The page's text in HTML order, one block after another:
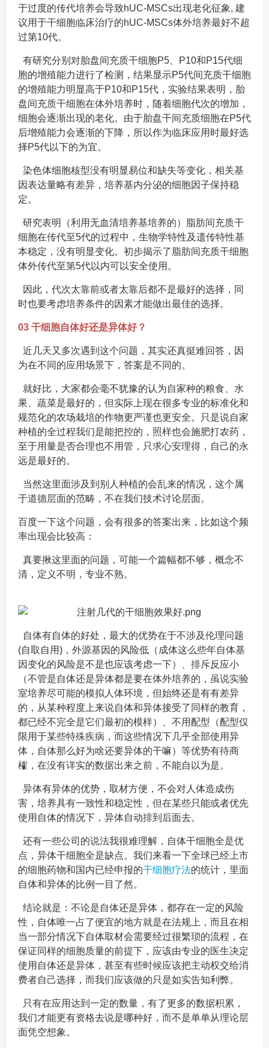
于过度的传代培养会导致hUC-MSCs出现老化征象, 建
议用于干细胞临床治疗的hUC-MSCs体外培养最好不超
过第10代。
有研究分别对胎盘间充质干细胞P5、P10和P15代细
胞的增殖能力进行了检测，结果显示P5代间充质干细胞
的增殖能力明显高于P10和P15代，实验结果表明，胎
盘间充质干细胞在体外培养时，随着细胞代次的增加，
细胞会逐渐出现的老化。由于胎盘干间充质细胞在P5代
后增殖能力会逐渐的下降，所以作为临床应用时最好选
择P5代以下的为宜。
染色体细胞核型没有明显易位和缺失等变化，相关基
因表达量略有差异，培养基内分泌的细胞因子保持稳
定。
研究表明（利用无血清培养基培养的）脂肪间充质干
细胞在传代至5代的过程中，生物学特性及遗传特性基
本稳定，没有明显变化。初步揭示了脂肪间充质干细胞
体外传代至第5代以内可以安全使用。
因此，代次太靠前或者太靠后都不是最好的选择，同
时也要考虑培养条件的因素才能做出最佳的选择。
03 干细胞自体好还是异体好？
近几天又多次遇到这个问题，其实还真挺难回答，因
为在不同的应用场景下，答案是不同的。
就好比，大家都会毫不犹豫的认为自家种的粮食、水
果、蔬菜是最好的，但实际上现在很多专业的标准化和
规范化的农场栽培的作物更严谨也更安全。只是说自家
种植的全过程我们是能把控的，照样也会施肥打农药，
至于用量是否合理也不用管，只求心安理得，自己的永
远是最好的。
当然这里面涉及到别人种植的会乱来的情况，这个属
于道德层面的范畴，不在我们技术讨论层面。
百度一下这个问题，会有很多的答案出来，比如这个频
率出现会比较高：
真要揪这里面的问题，可能一个篇幅都不够，概念不
清，定义不明，专业不熟。
自体有自体的好处，最大的优势在于不涉及伦理问题
(自取自用)，外源基因的风险低（成体这么些年自体基
因变化的风险是不是也应该考虑一下）、排斥反应小
（不管是自体还是异体都是要在体外培养的，虽说实验
室培养尽可能的模拟人体环境，但始终还是有有差异
的，从某种程度上来说自体和异体接受了同样的教育，
都已经不完全是它们最初的模样）、不用配型（配型仅
限用于某些特殊疾病，而这些情况下几乎全部使用异
体，自体那么好为啥还要异体的干嘛）等优势有待商
榷，在没有详实的数据出来之前，不能自以为是。
异体有异体的优势，取材方便，不会对人体造成伤
害，培养具有一致性和稳定性，但在某些只能或者优先
使用自体的情况下，异体自动排到后面去。
还有一些公司的说法我很难理解，自体干细胞全是优
点，异体干细胞全是缺点。我们来看一下全球已经上市
的细胞药物和国内已经申报的干细胞疗法的统计，里面
自体和异体的比例一目了然。
结论就是：不论是自体还是异体，都存在一定的风险
性，自体唯一占了便宜的地方就是在法规上，而且在相
当一部分情况下自体取材会需要经过很繁琐的流程，在
保证同样的细胞质量的前提下，应该由专业的医生决定
使用自体还是异体，甚至有些时候应该把主动权交给消
费者自己选择，而我们应该做的只是如实告知利弊。
只有在应用达到一定的数量，有了更多的数据积累，
我们才能更有资格去说是哪种好，而不是单单从理论层
面凭空想象。